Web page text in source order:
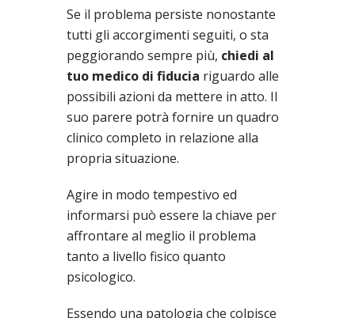
Se il problema persiste nonostante
tutti gli accorgimenti seguiti, o sta
peggiorando sempre più, chiedi al
tuo medico di fiducia riguardo alle
possibili azioni da mettere in atto. Il
suo parere potrà fornire un quadro
clinico completo in relazione alla
propria situazione.
Agire in modo tempestivo ed
informarsi può essere la chiave per
affrontare al meglio il problema
tanto a livello fisico quanto
psicologico.
Essendo una patologia che colpisce